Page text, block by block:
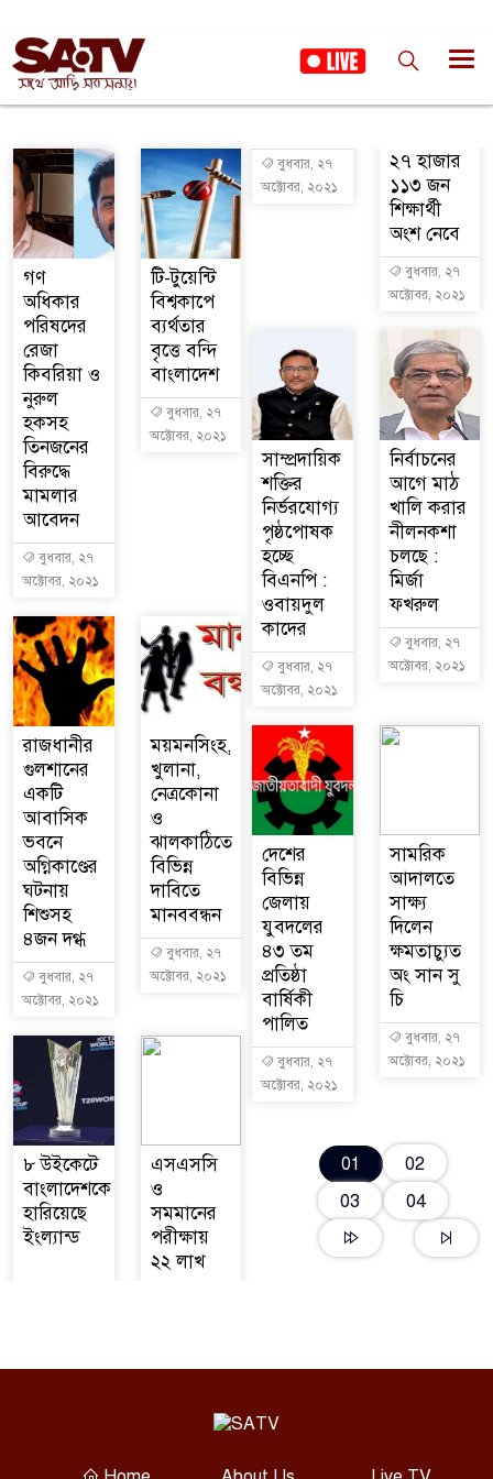
গণ
অধিকার
পরিষদের
রেজা
কিবরিয়া ও
নুরুল
হকসহ
তিনজনের
বিরুদ্ধে
মামলার
আবেদন
অক্টোবর, ২০২১
টি-টুয়েন্টি
বিশ্বকাপে
ব্যর্থতার
বৃত্তে বন্দি
বাংলাদেশ
অক্টোবর, ২০২১
রাজধানীর
গুলশানের
একটি
আবাসিক
ভবনে
অগ্নিকাণ্ডের
ঘটনায়
শিশুসহ
৪জন দগ্ধ
অক্টোবর, ২০২১
ময়মনসিংহ,
খুলানা,
নেত্রকোনা
ও
ঝালকাঠিতে
বিভিন্ন
দাবিতে
মানববন্ধন
অক্টোবর, ২০২১
৮ উইকেটে
বাংলাদেশকে
হারিয়েছে
ইংল্যান্ড
অক্টোবর, ২০২১
এসএসসি
ও
সমমানের
পরীক্ষায়
২২ লাখ
২৭ হাজার
১১৩ জন
শিক্ষার্থী
অংশ নেবে
অক্টোবর, ২০২১
সাম্প্রদায়িক
শক্তির
নির্ভরযোগ্য
পৃষ্ঠপোষক
হচ্ছে
বিএনপি :
ওবায়দুল
কাদের
অক্টোবর, ২০২১
নির্বাচনের
আগে মাঠ
খালি করার
নীলনকশা
চলছে :
মির্জা
ফখরুল
অক্টোবর, ২০২১
দেশের
বিভিন্ন
জেলায়
যুবদলের
৪৩ তম
প্রতিষ্ঠা
বার্ষিকী
পালিত
অক্টোবর, ২০২১
সামরিক
আদালতে
সাক্ষ্য
দিলেন
ক্ষমতাচ্যুত
অং সান সু
চি
অক্টোবর, ২০২১
01
02
03
04